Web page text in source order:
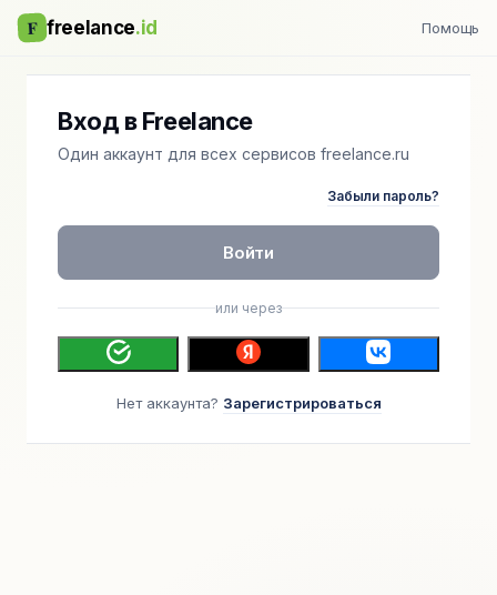
F freelance.id Помощь
Вход в Freelance
Один аккаунт для всех сервисов freelance.ru
Забыли пароль?
Войти
или через
Нет аккаунта? Зарегистрироваться